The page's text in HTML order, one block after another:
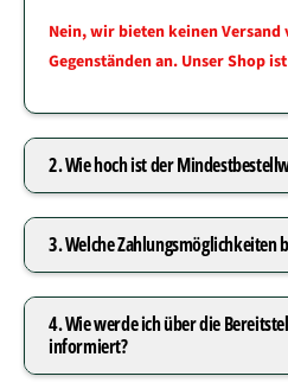
Nein, wir bieten keinen
Gegenständen an. Unser Shop
2. Wie hoch ist der
3. Welche Zahlungsmöglichkeiten
4. Wie werde ich über die
informiert?